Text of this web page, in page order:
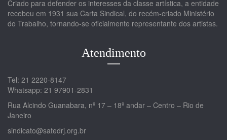
Criado para defender os interesses da classe artística, a entidade
recebeu em 1931 sua Carta Sindical, do recém-criado Ministério
do Trabalho, tornando-se oficialmente representante dos artistas.
Atendimento
Tel: 21 2220-8147
Whatsapp: 21 97901-2831
Rua Alcindo Guanabara, nº 17 – 18º andar – Centro – Rio de
Janeiro
sindicato@satedrj.org.br